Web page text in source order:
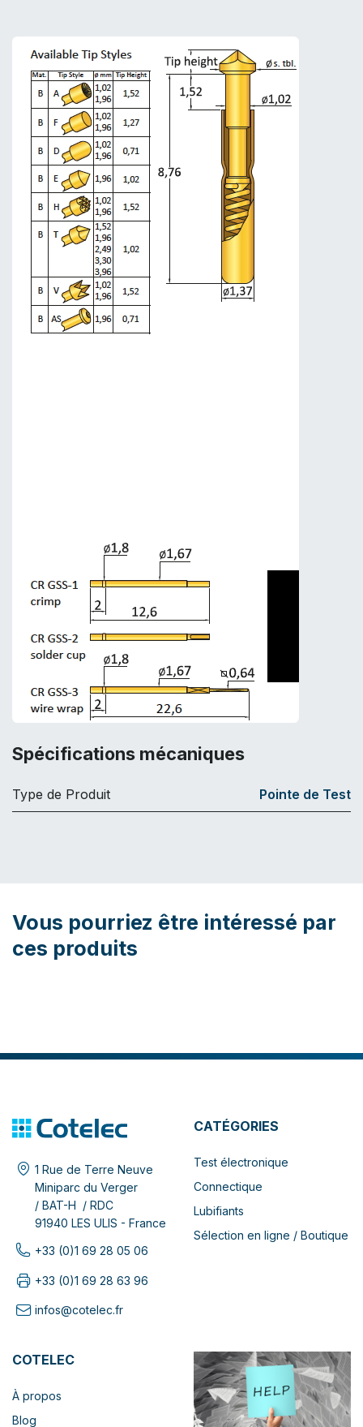
Spécifications mécaniques
Type de Produit Pointe de Test
Vous pourriez être intéressé par
ces produits
1 Rue de Terre Neuve
Miniparc du Verger
/ BAT-H / RDC
91940 LES ULIS - France
+33 (0)1 69 28 05 06
+33 (0)1 69 28 63 96
infos@cotelec.fr
CATÉGORIES
Test électronique
Connectique
Lubifiants
Sélection en ligne / Boutique
COTELEC
À propos
Blog